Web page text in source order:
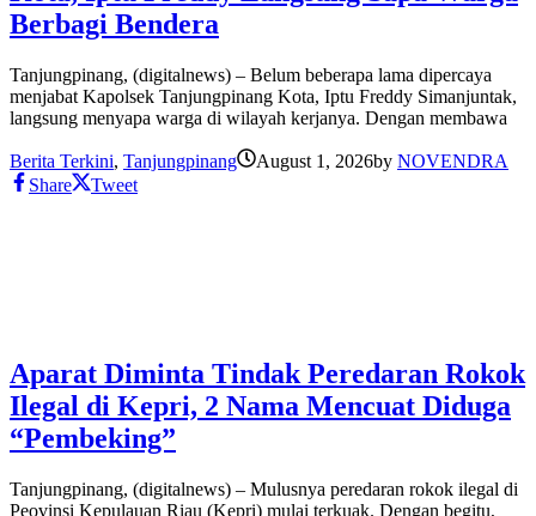
Berbagi Bendera
Tanjungpinang, (digitalnews) – Belum beberapa lama dipercaya
menjabat Kapolsek Tanjungpinang Kota, Iptu Freddy Simanjuntak,
langsung menyapa warga di wilayah kerjanya. Dengan membawa
Berita Terkini, Tanjungpinang August 1, 2026by NOVENDRA
Share
Tweet
Aparat Diminta Tindak Peredaran Rokok
Ilegal di Kepri, 2 Nama Mencuat Diduga
“Pembeking”
Tanjungpinang, (digitalnews) – Mulusnya peredaran rokok ilegal di
Peovinsi Kepulauan Riau (Kepri) mulai terkuak. Dengan begitu,